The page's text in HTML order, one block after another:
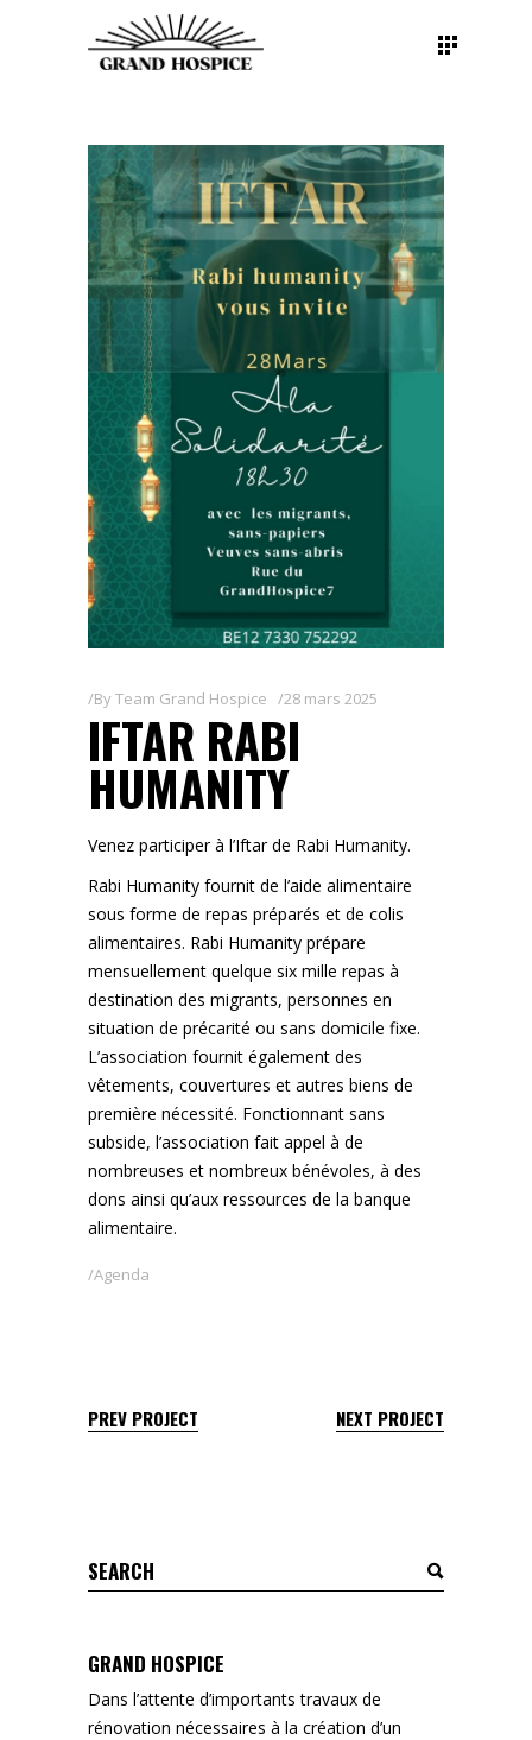
ByTeam Grand Hospice 28 mars 2025
IFTAR RABI
HUMANITY
Venez participer à l’Iftar de Rabi Humanity.
Rabi Humanity fournit de l’aide alimentaire
sous forme de repas préparés et de colis
alimentaires. Rabi Humanity prépare
mensuellement quelque six mille repas à
destination des migrants, personnes en
situation de précarité ou sans domicile fixe.
L’association fournit également des
vêtements, couvertures et autres biens de
première nécessité. Fonctionnant sans
subside, l’association fait appel à de
nombreuses et nombreux bénévoles, à des
dons ainsi qu’aux ressources de la banque
alimentaire.
Agenda
PREV PROJECT NEXT PROJECT
Search
for:
GRAND HOSPICE
Dans l’attente d’importants travaux de
rénovation nécessaires à la création d’un